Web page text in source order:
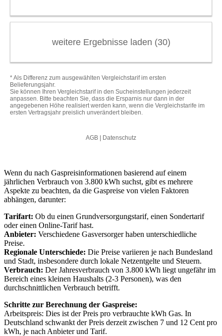
Wenn du nach Gaspreisinformationen basierend auf einem
jährlichen Verbrauch von 3.800 kWh suchst, gibt es mehrere
Aspekte zu beachten, da die Gaspreise von vielen Faktoren
abhängen, darunter:
Tarifart: Ob du einen Grundversorgungstarif, einen Sondertarif
oder einen Online-Tarif hast.
Anbieter: Verschiedene Gasversorger haben unterschiedliche
Preise.
Regionale Unterschiede: Die Preise variieren je nach Bundesland
und Stadt, insbesondere durch lokale Netzentgelte und Steuern.
Verbrauch: Der Jahresverbrauch von 3.800 kWh liegt ungefähr im
Bereich eines kleinen Haushalts (2-3 Personen), was den
durchschnittlichen Verbrauch betrifft.
Schritte zur Berechnung der Gaspreise:
Arbeitspreis: Dies ist der Preis pro verbrauchte kWh Gas. In
Deutschland schwankt der Preis derzeit zwischen 7 und 12 Cent pro
kWh, je nach Anbieter und Tarif.